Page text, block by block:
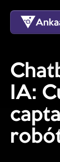
IA: